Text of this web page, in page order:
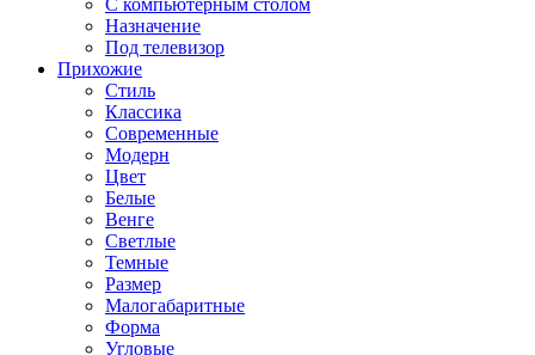
С компьютерным столом
Назначение
Под телевизор
Прихожие
Стиль
Классика
Современные
Модерн
Цвет
Белые
Венге
Светлые
Темные
Размер
Малогабаритные
Форма
Угловые